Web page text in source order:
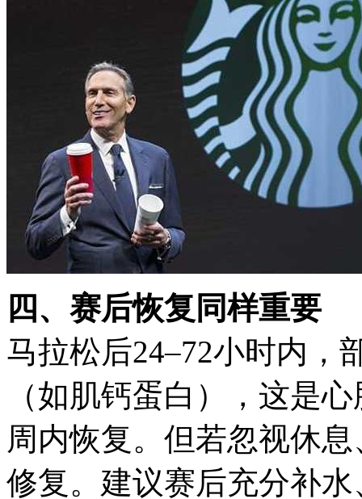
四、赛后恢复同样重要
马拉松后24–72小时内，
（如肌钙蛋白），这是
周内恢复。但若忽视休
修复。建议赛后充分补